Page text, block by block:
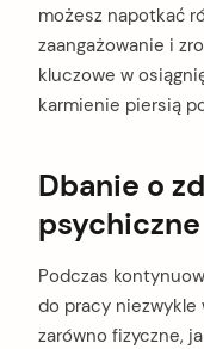
możesz napotkać
zaangażowanie i
kluczowe w
karmienie piersią
Dbanie o
psychiczne
Podczas
do pracy
zarówno fizyczne,